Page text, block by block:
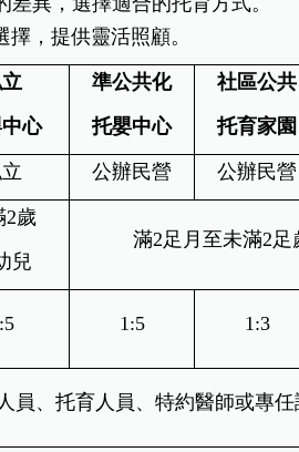
，提供靈活照顧。
心
準公共化
托嬰中心
社區公共
托育家園
公辦民營 公辦民營
2歲
兒
滿2足月至未滿2
1:5 1:3
員、托育人員、特約醫師或專